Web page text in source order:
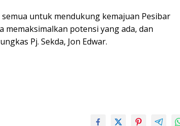
untuk mendukung kemajuan Pesibar
potensi yang ada, dan
Pj. Sekda, Jon Edwar.